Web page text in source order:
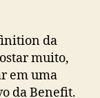
da
muito,
em uma
da Benefit.